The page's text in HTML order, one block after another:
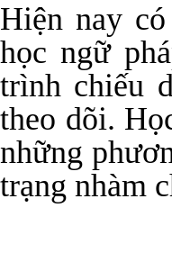
Hiện nay
học ngữ
trình chiếu
theo dõi.
những
trạng nhàm